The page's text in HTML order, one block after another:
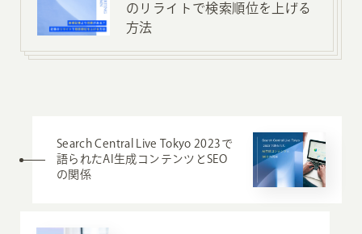
のリライトで検索順位を上げる
方法
Search Central Live Tokyo 2023で
語られたAI生成コンテンツとSEO
の関係